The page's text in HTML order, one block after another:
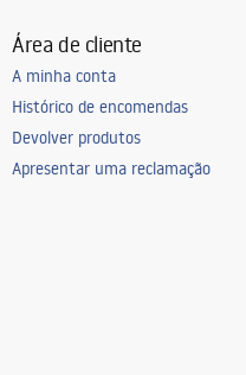
Área de cliente
A minha conta
Histórico de encomendas
Devolver produtos
Apresentar uma reclamação